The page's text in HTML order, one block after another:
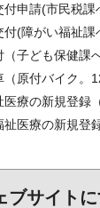
付申請(市民税課
付(障がい福祉課
子ども保健課へ
（原付バイク。
療の新規登録
医療の新規登
ブサイト